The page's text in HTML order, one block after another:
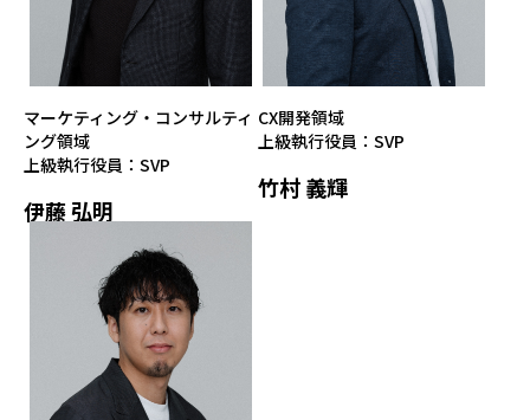
マーケティング・コンサルティ
ング領域
上級執行役員：SVP
伊藤 弘明
CX開発領域
上級執行役員：SVP
竹村 義輝